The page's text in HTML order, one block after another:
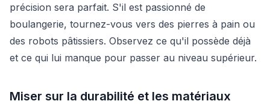
précision sera parfait. S'il est passionné de
boulangerie, tournez-vous vers des pierres à pain ou
des robots pâtissiers. Observez ce qu'il possède déjà
et ce qui lui manque pour passer au niveau supérieur.
Miser sur la durabilité et les matériaux